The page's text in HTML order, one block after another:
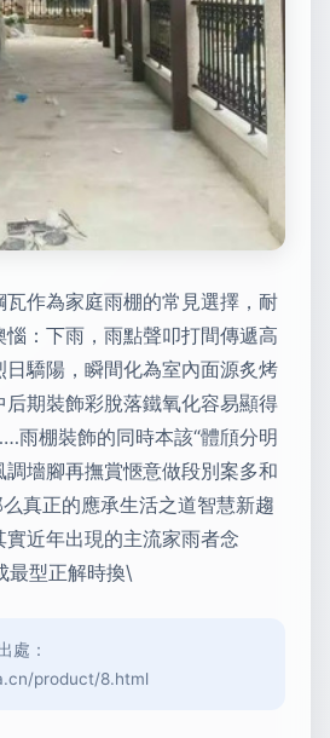
作為家庭雨棚的常見選擇，耐
惱：下雨，雨點聲叩打間傳遞高
驕陽，瞬間化為室內面源炙烤
期裝飾彩脫落鐵氧化容易顯得
雨棚裝飾的同時本該“體頎分明
墻腳再撫賞愜意做段別案多和
真正的應承生活之道智慧新趨
近年出現的主流家雨者念
最型正解時換\
處：
product/8.html